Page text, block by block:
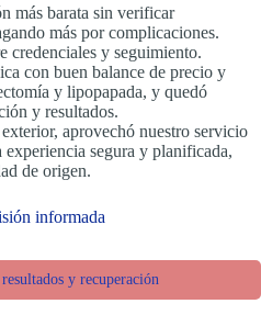
más barata sin verificar
más por complicaciones.
credenciales y seguimiento.
con buen balance de precio y
y lipopapada, y quedó
y resultados.
aprovechó nuestro servicio
segura y planificada,
de origen.
informada
y recuperación